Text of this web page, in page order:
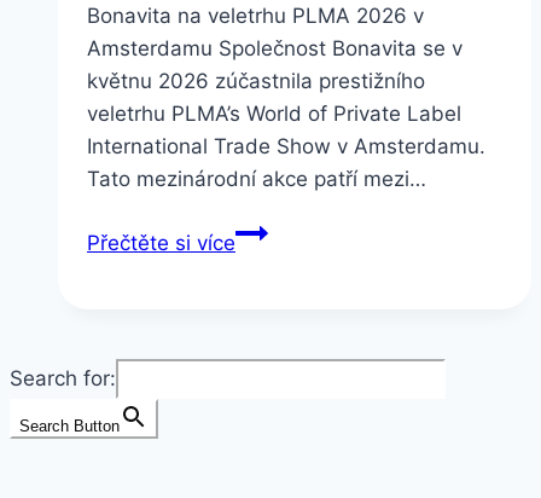
Bonavita na veletrhu PLMA 2026 v
Amsterdamu Společnost Bonavita se v
květnu 2026 zúčastnila prestižního
veletrhu PLMA’s World of Private Label
International Trade Show v Amsterdamu.
Tato mezinárodní akce patří mezi…
Přečtěte si víceBonavita
2026
Search for:
Search Button